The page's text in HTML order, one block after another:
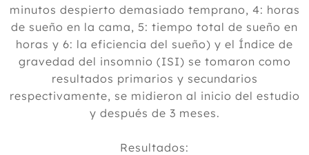
minutos despierto demasiado temprano, 4: horas
de sueño en la cama, 5: tiempo total de sueño en
horas y 6: la eficiencia del sueño) y el Índice de
gravedad del insomnio (ISI) se tomaron como
resultados primarios y secundarios
respectivamente, se midieron al inicio del estudio
y después de 3 meses.
Resultados: